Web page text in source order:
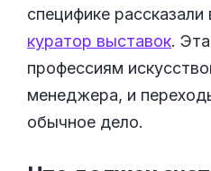
специфике рассказали
куратор выставок.
профессиям
менеджера, и
обычное дело.